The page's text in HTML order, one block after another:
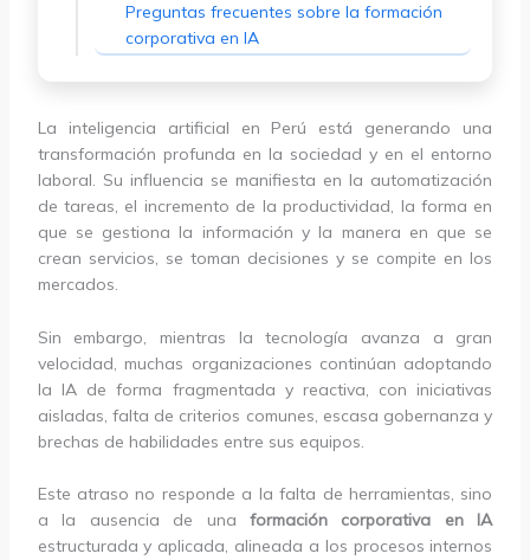
Preguntas frecuentes sobre la formación
corporativa en IA
La inteligencia artificial en Perú está generando una
transformación profunda en la sociedad y en el entorno
laboral. Su influencia se manifiesta en la automatización
de tareas, el incremento de la productividad, la forma en
que se gestiona la información y la manera en que se
crean servicios, se toman decisiones y se compite en los
mercados.
Sin embargo, mientras la tecnología avanza a gran
velocidad, muchas organizaciones continúan adoptando
la IA de forma fragmentada y reactiva, con iniciativas
aisladas, falta de criterios comunes, escasa gobernanza y
brechas de habilidades entre sus equipos.
Este atraso no responde a la falta de herramientas, sino
a la ausencia de una formación corporativa en IA
estructurada y aplicada, alineada a los procesos internos